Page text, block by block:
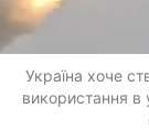
Україна хоче
використання в